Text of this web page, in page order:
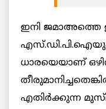
ഇനി ജമാഅത്തെ
എസ്.ഡി.പി.ഐയും
ധാരയെയാണ്
എതിര്‍ക്കുന്ന